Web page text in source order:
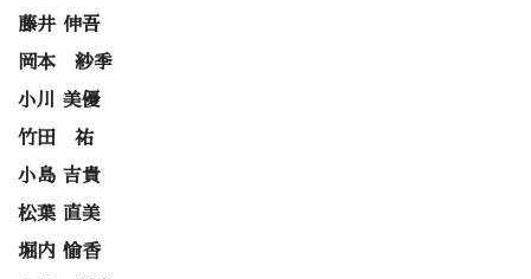
藤井 伸吾
岡本 紗季
小川 美優
竹田 祐
小島 吉貴
松葉 直美
堀内 愉香